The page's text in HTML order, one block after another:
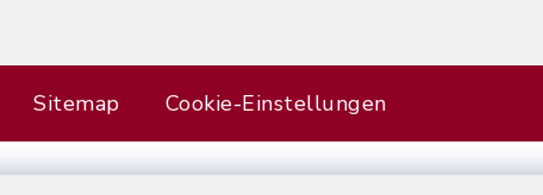
Sitemap Cookie-Einstellungen